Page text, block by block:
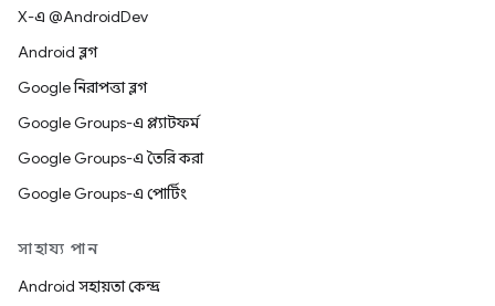
X-এ @AndroidDev
Android ব্লগ
Google নিরাপত্তা ব্লগ
Google Groups-এ প্ল্যাটফর্ম
Google Groups-এ তৈরি করা
Google Groups-এ পোর্টিং
সাহায্য পান
Android সহায়তা কেন্দ্র